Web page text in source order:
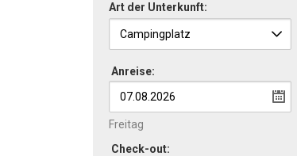
Art der Unterkunft:
Anreise:
Freitag
Check-out: